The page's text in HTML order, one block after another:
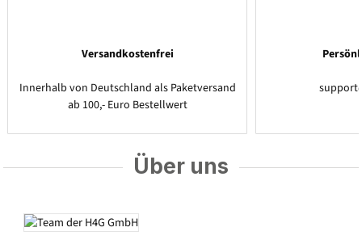
Versandkostenfrei
Innerhalb von Deutschland als Paketversand
ab 100,- Euro Bestellwert
Über uns